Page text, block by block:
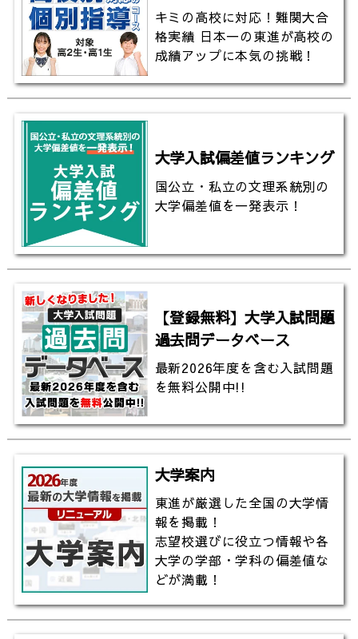
キミの高校に対応！難関大合
格実績 日本一の東進が高校の
成績アップに本気の挑戦！
大学入試偏差値ランキング
国公立・私立の文理系統別の
大学偏差値を一発表示！
【登録無料】大学入試問題
過去問データベース
最新2026年度を含む入試問題
を無料公開中!!
大学案内
東進が厳選した全国の大学情
報を掲載！
志望校選びに役立つ情報や各
大学の学部・学科の偏差値な
どが満載！